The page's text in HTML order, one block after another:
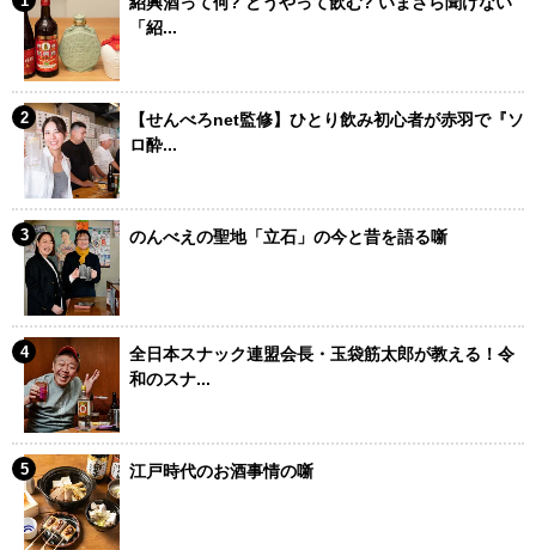
「紹...
【せんべろnet監修】ひとり飲み初心者が赤羽で『ソ
ロ酔...
のんべえの聖地「立石」の今と昔を語る噺
全日本スナック連盟会長・玉袋筋太郎が教える！令
和のスナ...
江戸時代のお酒事情の噺